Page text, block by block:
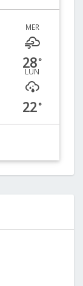
MER
28°
LUN
22°